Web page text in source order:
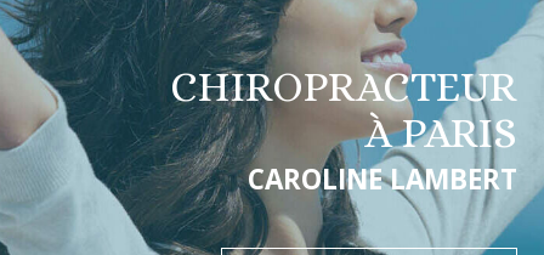
CHIROPRACTEUR
À PARIS
CAROLINE LAMBERT